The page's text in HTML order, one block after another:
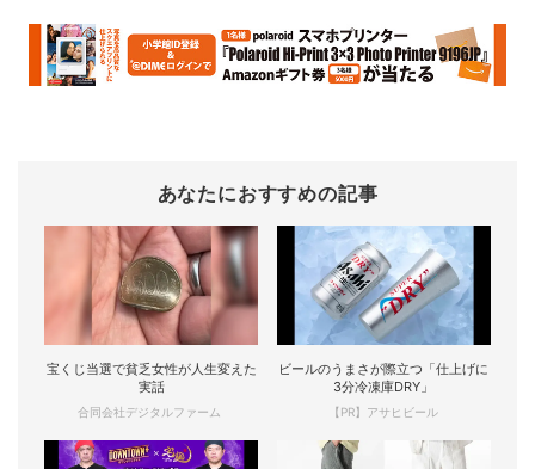
あなたにおすすめの記事
宝くじ当選で貧乏女性が人生変えた
実話
合同会社デジタルファーム
ビールのうまさが際立つ「仕上げに
3分冷凍庫DRY」
【PR】アサヒビール